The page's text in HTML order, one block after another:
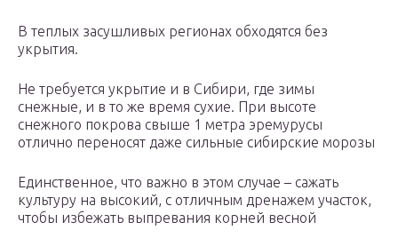
В теплых засушливых регионах обходятся без
укрытия.
Не требуется укрытие и в Сибири, где зимы
снежные, и в то же время сухие. При высоте
снежного покрова свыше 1 метра эремурусы
отлично переносят даже сильные сибирские морозы
Единственное, что важно в этом случае – сажать
культуру на высокий, с отличным дренажем участок,
чтобы избежать выпревания корней весной